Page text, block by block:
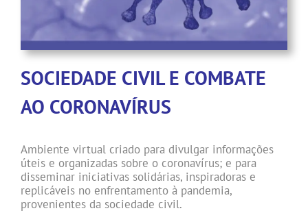
SOCIEDADE CIVIL E COMBATE
AO CORONAVÍRUS
Ambiente virtual criado para divulgar informações
úteis e organizadas sobre o coronavírus; e para
disseminar iniciativas solidárias, inspiradoras e
replicáveis no enfrentamento à pandemia,
provenientes da sociedade civil.